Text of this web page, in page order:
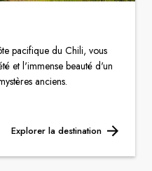
pacifique du Chili, vous
et l'immense beauté d'un
anciens.
Explorer la destination